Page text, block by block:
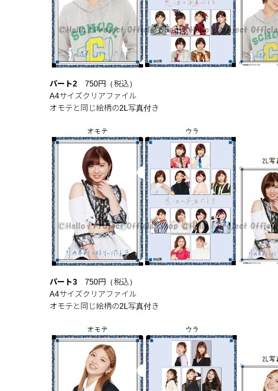
パート2 750円（税込）
A4サイズクリアファイル
オモテと同じ絵柄の2L写真付き
パート3 750円（税込）
A4サイズクリアファイル
オモテと同じ絵柄の2L写真付き